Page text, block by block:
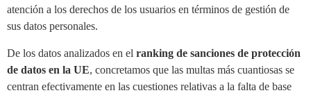
atención a los derechos de los usuarios en términos de gestión de
sus datos personales.
De los datos analizados en el ranking de sanciones de protección
de datos en la UE, concretamos que las multas más cuantiosas se
centran efectivamente en las cuestiones relativas a la falta de base